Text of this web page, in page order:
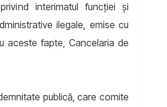
interimatul funcției și
ilegale, emise cu
aceste fapte, Cancelaria de
publică, care comite